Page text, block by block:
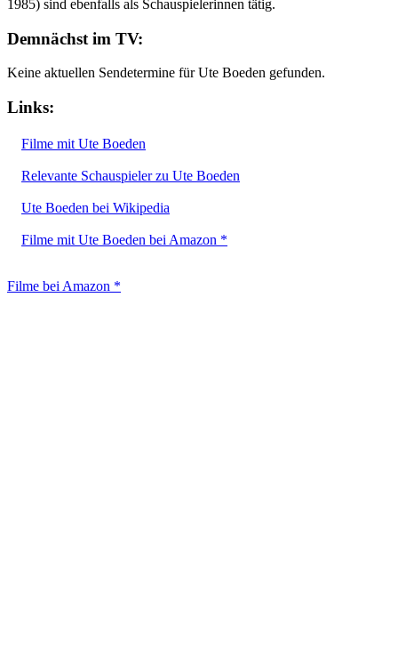
1985) sind ebenfalls als Schauspielerinnen tätig.
Demnächst im TV:
Keine aktuellen Sendetermine für Ute Boeden gefunden.
Links:
Filme mit Ute Boeden
Relevante Schauspieler zu Ute Boeden
Ute Boeden bei Wikipedia
Filme mit Ute Boeden bei Amazon *
Filme bei Amazon *